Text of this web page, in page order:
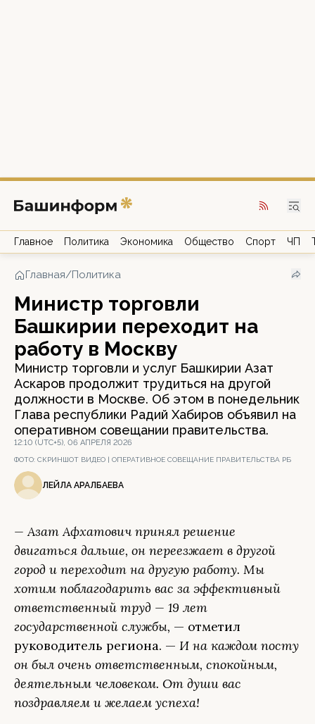
Главное Политика Экономика Общество Спорт ЧП
Главная/Политика
Министр торговли
Башкирии переходит на
работу в Москву
Министр торговли и услуг Башкирии Азат
Аскаров продолжит трудиться на другой
должности в Москве. Об этом в понедельник
Глава республики Радий Хабиров объявил на
оперативном совещании правительства.
12:10 (UTC+5), 06 АПРЕЛЯ 2026
ФОТО: СКРИНШОТ ВИДЕО | ОПЕРАТИВНОЕ СОВЕЩАНИЕ ПРАВИТЕЛЬСТВА РБ
ЛЕЙЛА АРАЛБАЕВА
— Азат Афхатович принял решение
двигаться дальше, он переезжает в другой
город и переходит на другую работу. Мы
хотим поблагодарить вас за эффективный
ответственный труд — 19 лет
государственной службы, — отметил
руководитель региона. — И на каждом посту
он был очень ответственным, спокойным,
деятельным человеком. От души вас
поздравляем и желаем успеха!